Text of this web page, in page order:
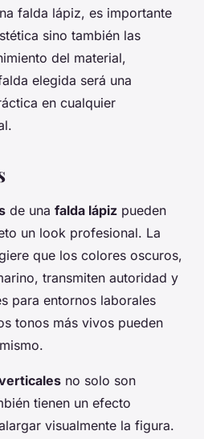
falda lápiz, es importante
sino también las
del material,
elegida será una
en cualquier
de una falda lápiz pueden
un look profesional. La
que los colores oscuros,
transmiten autoridad y
para entornos laborales
tonos más vivos pueden
no solo son
tienen un efecto
visualmente la figura.